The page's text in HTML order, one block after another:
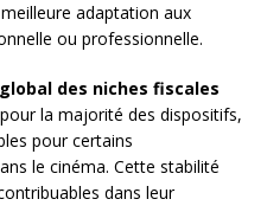
adaptation aux
ou professionnelle.
des niches fiscales
la majorité des dispositifs,
pour certains
le cinéma. Cette stabilité
dans leur